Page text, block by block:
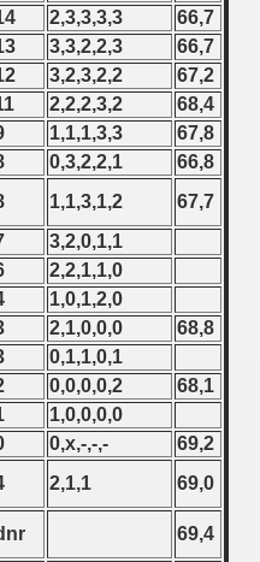
2,3,3,3,3
66,7
3,3,2,2,3
66,7
3,2,3,2,2
67,2
2,2,2,3,2
68,4
1,1,1,3,3
67,8
0,3,2,2,1
66,8
1,1,3,1,2
67,7
3,2,0,1,1
2,2,1,1,0
1,0,1,2,0
2,1,0,0,0
68,8
0,1,1,0,1
0,0,0,0,2
68,1
1,0,0,0,0
0,x,-,-,-
69,2
2,1,1
69,0
69,4